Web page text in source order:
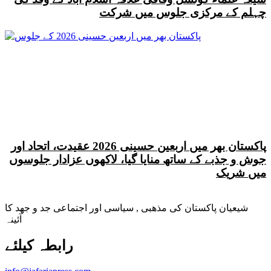
چہلم کے مرکزی جلوس میں شرکت
پاکستان بھر میں اربعین حسینی 2026 عقیدت، اتحاد اور
جوش و جذبے کے ساتھ منایا گیا، لاکھوں عزادار جلوسوں
میں شریک
شیعیان پاکستان کی مذهبی , سیاسی اور اجتماعی جد و جهد کا
آئینہ